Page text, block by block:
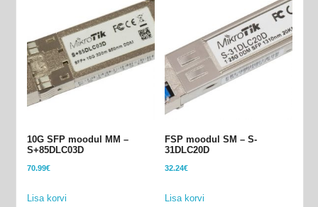
10G SFP moodul MM –
S+85DLC03D
70.99€
Lisa korvi
FSP moodul SM – S-
31DLC20D
32.24€
Lisa korvi